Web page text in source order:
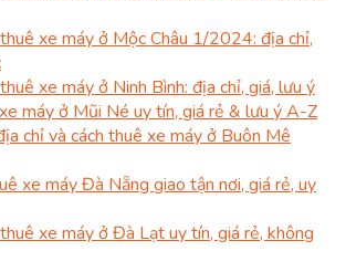
xe máy ở Mộc Châu 1/2024: địa chỉ,
xe máy ở Ninh Bình: địa chỉ, giá, lưu ý
máy ở Mũi Né uy tín, giá rẻ & lưu ý A-Z
chỉ và cách thuê xe máy ở Buôn Mê
xe máy Đà Nẵng giao tận nơi, giá rẻ, uy
xe máy ở Đà Lạt uy tín, giá rẻ, không